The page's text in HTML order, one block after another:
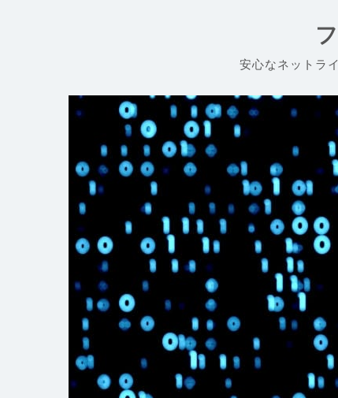
安心なネットラ